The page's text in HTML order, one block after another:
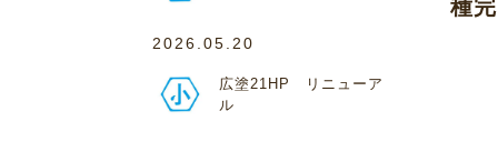
種
2026.05.20
広塗21HP リニューア
ル